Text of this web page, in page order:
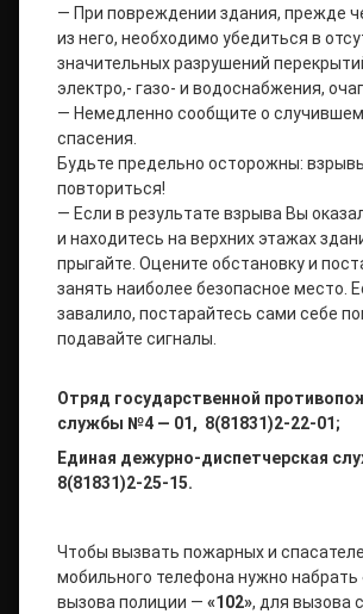
— При повреждении здания, прежде
из него, необходимо убедиться в
значительных разрушений
электро,- газо- и водоснабжения,
— Немедленно сообщите о
спасения.
Будьте предельно осторожны:
повториться!
— Если в результате взрыва Вы
и находитесь на верхних этажах
прыгайте. Оцените обстановку и
занять наиболее безопасное место.
завалило, постарайтесь сами себе
подавайте сигналы.
Отряд государственной
службы №4 — 01, 8(81831)2-22-01;
Единая дежурно-диспетчерская
8(81831)2-25-15.
Чтобы вызвать пожарных и
мобильного телефона нужно набрать
вызова полиции — «102», для вызова